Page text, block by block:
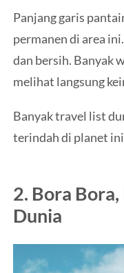
Panjang garis
permanen di area
dan bersih. Banyak
melihat langsung
Banyak travel list
terindah di planet
2. Bora
Dunia